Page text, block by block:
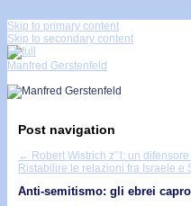
Skip to primary content
Skip to secondary content
Manfred Gerstenfeld
Post navigation
← Robert Wistrich z’’l: un
Ristabilire le relazioni fra Israele e
Anti-semitismo: gli ebrei